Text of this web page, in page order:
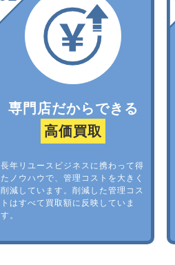
専門店だからできる
高価買取
長年リユースビジネスに携わって得
たノウハウで、管理コストを大きく
削減しています。削減した管理コス
トはすべて買取額に反映していま
す。